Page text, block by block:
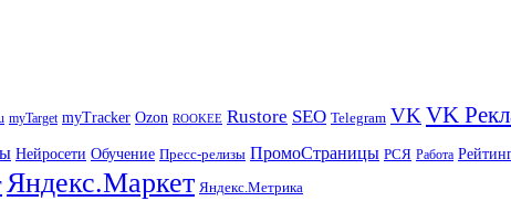
myTarget myTracker Ozon ROOKEE Rustore SEO Telegram VKVK
Нейросети Обучение Пресс-релизы ПромоСтраницы РСЯ Работа
Яндекс.Маркет Яндекс.Метрика